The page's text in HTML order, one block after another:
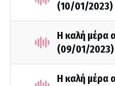
(10/01/2023)
Η καλή μέρα
(09/01/2023)
Η καλή μέρα